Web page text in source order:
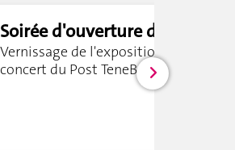
Soirée d'ouverture du
Carac Festival
Vernissage de l'exposition et
concert du Post TeneBrass Band